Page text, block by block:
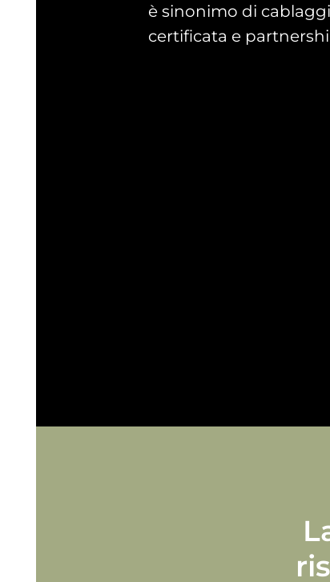
è sinonimo di
certificata e